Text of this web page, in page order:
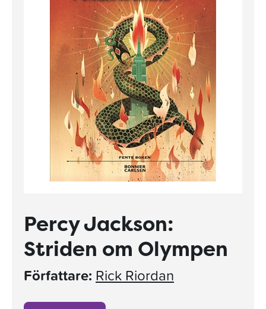
Percy Jackson:
Striden om Olympen
Författare: Rick Riordan